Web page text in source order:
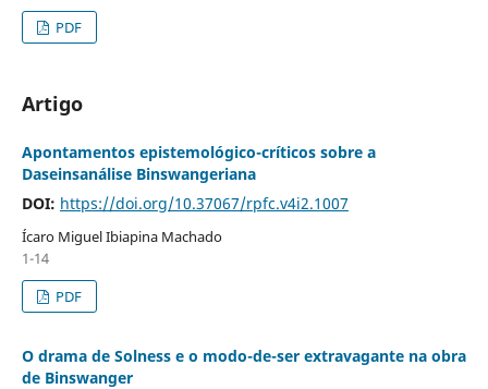
PDF
Artigo
Apontamentos epistemológico-críticos sobre a
Daseinsanálise Binswangeriana
DOI: https://doi.org/10.37067/rpfc.v4i2.1007
Ícaro Miguel Ibiapina Machado
1-14
PDF
O drama de Solness e o modo-de-ser extravagante na obra
de Binswanger